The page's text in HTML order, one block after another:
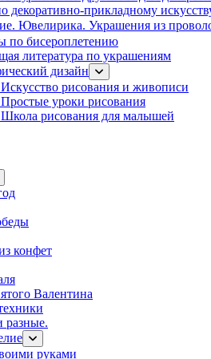
декоративно-прикладному
Ювелирика. Украшения из
по бисероплетению
литература по украшениям
дизайн
рисования и живописи
уроки рисования
рисования для малышей
конфет
Валентина
разные.
руками